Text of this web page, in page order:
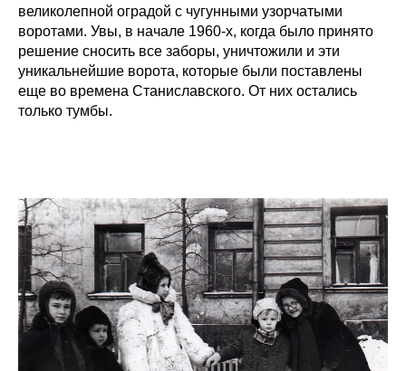
великолепной оградой с чугунными узорчатыми
воротами. Увы, в начале 1960-х, когда было принято
решение сносить все заборы, уничтожили и эти
уникальнейшие ворота, которые были поставлены
еще во времена Станиславского. От них остались
только тумбы.